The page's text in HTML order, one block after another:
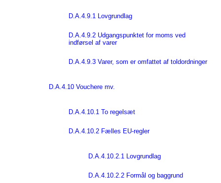
D.A.4.9.1 Lovgrundlag
D.A.4.9.2 Udgangspunktet for moms ved
indførsel af varer
D.A.4.9.3 Varer, som er omfattet af toldordninger
D.A.4.10 Vouchere mv.
D.A.4.10.1 To regelsæt
D.A.4.10.2 Fælles EU-regler
D.A.4.10.2.1 Lovgrundlag
D.A.4.10.2.2 Formål og baggrund